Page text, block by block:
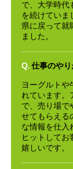
で、大学時代
を続けていま
県に戻って就
ました。
Q. 仕事のやり
ヨーグルトや
れています。
で、売り場で
せてもらえる
な情報を仕入
ヒットしてお
嬉しいです。